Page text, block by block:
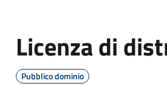
Licenza di
Pubblico dominio